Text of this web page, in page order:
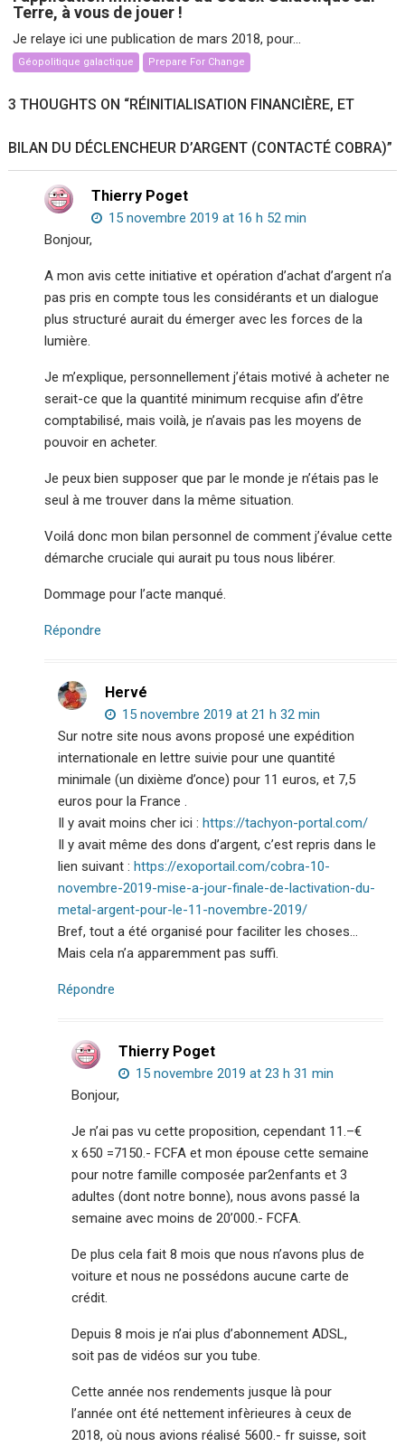
Terre, à vous de jouer !
Je relaye ici une publication de mars 2018, pour...
Géopolitique galactique Prepare For Change
3 THOUGHTS ON “RÉINITIALISATION FINANCIÈRE, ET
BILAN DU DÉCLENCHEUR D’ARGENT (CONTACTÉ COBRA)”
Thierry Poget
15 novembre 2019 at 16 h 52 min
Bonjour,
A mon avis cette initiative et opération d’achat d’argent n’a
pas pris en compte tous les considérants et un dialogue
plus structuré aurait du émerger avec les forces de la
lumière.
Je m’explique, personnellement j’étais motivé à acheter ne
serait-ce que la quantité minimum recquise afin d’être
comptabilisé, mais voilà, je n’avais pas les moyens de
pouvoir en acheter.
Je peux bien supposer que par le monde je n’étais pas le
seul à me trouver dans la même situation.
Voilá donc mon bilan personnel de comment j’évalue cette
démarche cruciale qui aurait pu tous nous libérer.
Dommage pour l’acte manqué.
Répondre
Hervé
15 novembre 2019 at 21 h 32 min
Sur notre site nous avons proposé une expédition
internationale en lettre suivie pour une quantité
minimale (un dixième d’once) pour 11 euros, et 7,5
euros pour la France .
Il y avait moins cher ici :https://tachyon-portal.com/
Il y avait même des dons d’argent, c’est repris dans le
lien suivant :https://exoportail.com/cobra-10-
novembre-2019-mise-a-jour-finale-de-lactivation-du-
metal-argent-pour-le-11-novembre-2019/
Bref, tout a été organisé pour faciliter les choses…
Mais cela n’a apparemment pas suffi.
Répondre
Thierry Poget
15 novembre 2019 at 23 h 31 min
Bonjour,
Je n’ai pas vu cette proposition, cependant 11.–€
x 650 =7150.- FCFA et mon épouse cette semaine
pour notre famille composée par2enfants et 3
adultes (dont notre bonne), nous avons passé la
semaine avec moins de 20’000.- FCFA.
De plus cela fait 8 mois que nous n’avons plus de
voiture et nous ne possédons aucune carte de
crédit.
Depuis 8 mois je n’ai plus d’abonnement ADSL,
soit pas de vidéos sur you tube.
Cette année nos rendements jusque là pour
l’année ont été nettement infèrieures à ceux de
2018, où nous avions réalisé 5600.- fr suisse, soit